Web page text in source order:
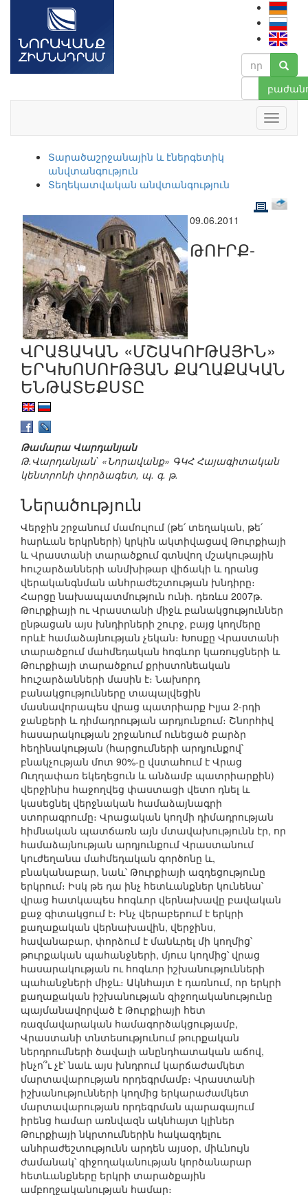
Տարածաշրջանային և էներգետիկ
անվտանգություն
Տեղեկատվական անվտանգություն
09.06.2011
ԹՈՒՐՔ-
ՎՐԱՑԱԿԱՆ «ՄՇԱԿՈՒԹԱՅԻՆ»
ԵՐԿԽՈՍՈՒԹՅԱՆ ՔԱՂԱՔԱԿԱՆ
ԵՆԹԱՏԵՔՍՏԸ
Թամարա Վարդանյան
Թ.Վարդանյան` «Նորավանք» ԳԿՀ Հայագիտական
կենտրոնի փորձագետ, պ. գ. թ.
Ներածություն
Վերջին շրջանում մամուլում (թե՛ տեղական, թե՛
հարևան երկրների) կրկին ակտիվացավ Թուրքիայի
և Վրաստանի տարածքում գտնվող մշակութային
հուշարձանների անմխիթար վիճակի և դրանց
վերականգնման անհրաժեշտության խնդիրը։
Հարցը նախապատմություն ունի. դեռևս 2007թ.
Թուրքիայի ու Վրաստանի միջև բանակցություններ
ընթացան այս խնդիրների շուրջ, բայց կողմերը
որևէ համաձայնության չեկան։ Խոսքը Վրաստանի
տարածքում մահմեդական հոգևոր կառույցների և
Թուրքիայի տարածքում քրիստոնեական
հուշարձանների մասին է։ Նախորդ
բանակցությունները տապալվեցին
մասնավորապես վրաց պատրիարք Իլյա 2-րդի
ջանքերի և դիմադրության արդյունքում։ Շնորհիվ
հասարակության շրջանում ունեցած բարձր
հեղինակության (հարցումների արդյունքով՝
բնակչության մոտ 90%-ը վստահում է Վրաց
Ուղղափառ եկեղեցուն և անձամբ պատրիարքին)
վերջինիս հաջողվեց փաստացի վետո դնել և
կասեցնել վերջնական համաձայնագրի
ստորագրումը։ Վրացական կողմի դիմադրության
հիմնական պատճառն այն մտավախությունն էր, որ
համաձայնության արդյունքում Վրաստանում
կուժեղանա մահմեդական գործոնը և,
բնականաբար, նաև՝ Թուրքիայի ազդեցությունը
երկրում։ Իսկ թե դա ինչ հետևանքներ կունենա՝
վրաց հատկապես հոգևոր վերնախավը բավական
քաջ գիտակցում է։ Ինչ վերաբերում է երկրի
քաղաքական վերնախավին, վերջինս,
հավանաբար, փորձում է մանևրել մի կողմից՝
թուրքական պահանջների, մյուս կողմից՝ վրաց
հասարակության ու հոգևոր իշխանությունների
պահանջների միջև։ Ակնհայտ է դառնում, որ երկրի
քաղաքական իշխանության զիջողականությունը
պայմանավորված է Թուրքիայի հետ
ռազմավարական համագործակցությամբ,
Վրաստանի տնտեսությունում թուրքական
ներդրումների ծավալի անընդհատական աճով,
ինչո՞ւ չէ՝ նաև այս խնդրում կարճաժամկետ
մարտավարության որդեգրմամբ։ Վրաստանի
իշխանությունների կողմից երկարաժամկետ
մարտավարության որդեգրման պարագայում
իրենց համար առնվազն ակնհայտ կլիներ
Թուրքիայի նկրտումներին հակազդելու
անհրաժեշտությունն արդեն այսօր, միևնույն
ժամանակ՝ զիջողականության կործանարար
հետևանքները երկրի տարածքային
ամբողջականության համար։